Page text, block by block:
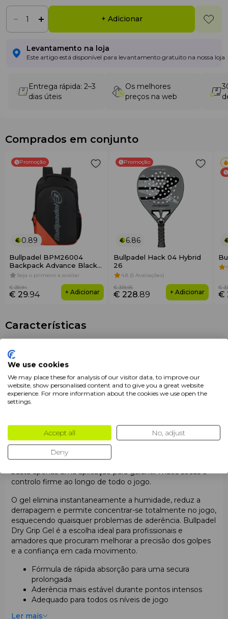
+ Adicionar
Levantamento na loja
Este artigo está disponível para levantamento gratuito na nossa loja
Entrega rápida: 2–3
dias úteis
Os melhores
preços na web
Comprados em conjunto
Promoção
0.89
Bullpadel BPM26004
Backpack Advance Black
Orange
Seja o primeiro a avaliar
€ 29.94
€ 39.94
+ Adicionar
Promoção
6.86
Bullpadel Hack 04 Hybrid
26
4.8 (5 Avaliações)
€ 228.89
€ 319.95
+ Adicionar €
€
Características
Marca
Descrição
Bullpadel Dry Grip Gel Bottle
é um gel dessecante
inovador, especialmente desenvolvido para jogadores de
padel que necessitam de uma aderência segura e
estável. Graças à sua fórmula única de rápida absorção,
basta apenas uma aplicação para garantir mãos secas e
controlo firme ao longo de todo o jogo.
O gel elimina instantaneamente a humidade, reduz a
derrapagem e permite concentrar-se totalmente no jogo,
esquecendo quaisquer problemas de aderência. Bullpadel
Dry Grip Gel é a escolha ideal para profissionais e
amadores que procuram melhorar a precisão dos golpes
e a confiança em cada movimento.
Fórmula de rápida absorção para uma secura
prolongada
Aderência mais estável durante pontos intensos
Adequado para todos os níveis de jogo
Ler mais
We use cookies
We may place these for analysis of our visitor data, to improve our
website, show personalised content and to give you a great website
experience. For more information about the cookies we use open the
settings.
Accept all No, adjust
Deny